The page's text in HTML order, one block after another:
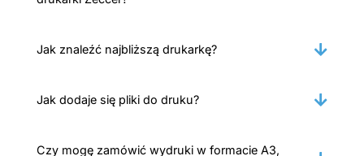
Jak znaleźć najbliższą drukarkę?
Jak dodaje się pliki do druku?
Czy mogę zamówić wydruki w formacie A3,